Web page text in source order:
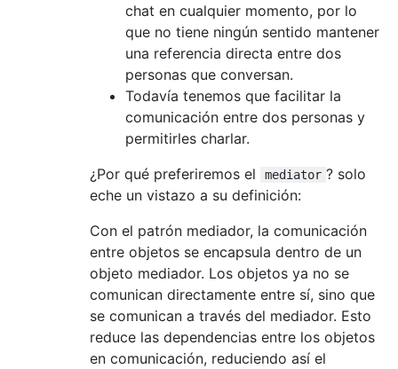
chat en cualquier momento, por lo
que no tiene ningún sentido mantener
una referencia directa entre dos
personas que conversan.
Todavía tenemos que facilitar la
comunicación entre dos personas y
permitirles charlar.
¿Por qué preferiremos el
mediator ? solo
eche un vistazo a su definición:
Con el patrón mediador, la comunicación
entre objetos se encapsula dentro de un
objeto mediador. Los objetos ya no se
comunican directamente entre sí, sino que
se comunican a través del mediador. Esto
reduce las dependencias entre los objetos
en comunicación, reduciendo así el